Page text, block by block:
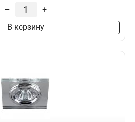
– +
В корзину